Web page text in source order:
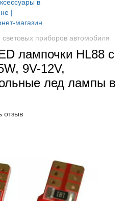
приборов автомобиля
лампочки HL88 с
9V-12V,
лед лампы в
отзыв